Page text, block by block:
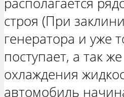
строя (При
генератора и уже
поступает, а так
охлаждения
автомобиль